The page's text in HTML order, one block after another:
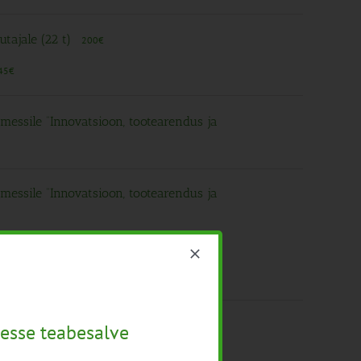
(22 t) 200€
“Innovatsioon, tootearendus ja
“Innovatsioon, tootearendus ja
“Innovatsioon, tootearendus ja
teabesalve